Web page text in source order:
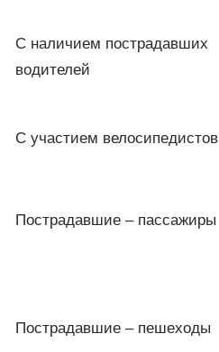
С наличием пострадавших
водителей
С участием велосипедистов
Пострадавшие – пассажиры
Пострадавшие – пешеходы